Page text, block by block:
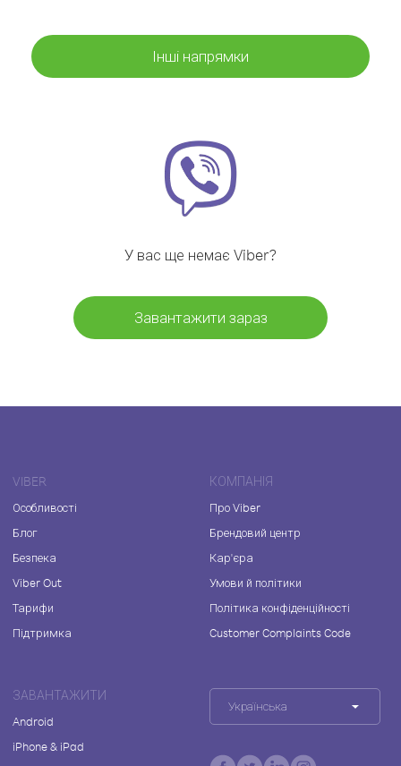
Інші напрямки
У вас ще немає Viber?
Завантажити зараз
VIBER
Особливості
Блог
Безпека
Viber Out
Тарифи
Підтримка
КОМПАНІЯ
Про Viber
Брендовий центр
Кар'єра
Умови й політики
Політика конфіденційності
Customer Complaints Code
ЗАВАНТАЖИТИ
Android
iPhone & iPad
Українська